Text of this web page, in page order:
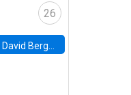
26
David Berger, Duke